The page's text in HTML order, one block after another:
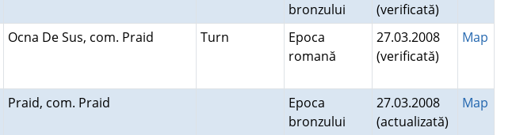
bronzului
(verificată)
Ocna De Sus, com. Praid Turn
Epoca
romană
27.03.2008
(verificată)
Map
Praid, com. Praid
Epoca
bronzului
27.03.2008
(actualizată)
Map